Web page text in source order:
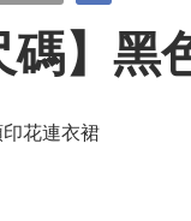
碼】
印花連衣裙